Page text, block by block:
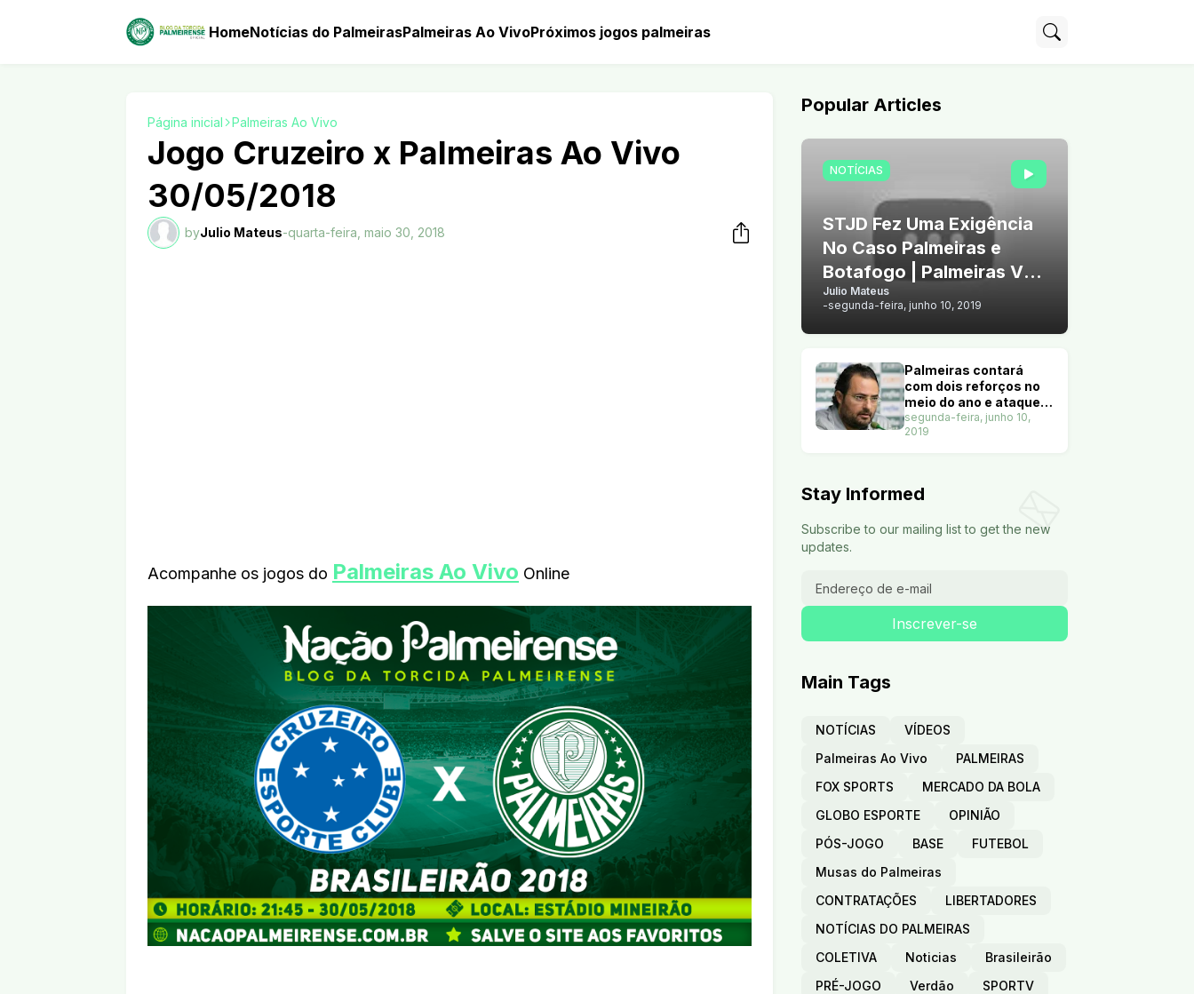
HomeNotícias do PalmeirasPalmeiras Ao VivoPróximos jogos palmeiras
Página inicial Palmeiras Ao Vivo
Jogo Cruzeiro x Palmeiras Ao Vivo
30/05/2018
byJulio Mateus-quarta-feira, maio 30, 2018
Acompanhe os jogos do Palmeiras Ao Vivo Online
Popular Articles
NOTÍCIAS
STJD Fez Uma Exigência
No Caso Palmeiras e
Botafogo | Palmeiras Vê
Chance de Vender Arthur
Julio Mateus
-segunda-feira, junho 10, 2019
Palmeiras contará
com dois reforços no
meio do ano e ataque
terá nove opções. Veja
segunda-feira, junho 10,
2019
Stay Informed
Subscribe to our mailing list to get the new
updates.
Main Tags
NOTÍCIAS
VÍDEOS
Palmeiras Ao Vivo
PALMEIRAS
FOX SPORTS
MERCADO DA BOLA
GLOBO ESPORTE
OPINIÃO
PÓS-JOGO
BASE
FUTEBOL
Musas do Palmeiras
CONTRATAÇÕES
LIBERTADORES
NOTÍCIAS DO PALMEIRAS
COLETIVA
Noticias
Brasileirão
PRÉ-JOGO
Verdão
SPORTV